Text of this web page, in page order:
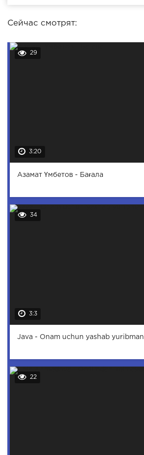
Сейчас смотрят:
29
3:20
Азамат Үмбетов - Бағала
34
3:3
Java - Onam uchun yashab yuribman
22